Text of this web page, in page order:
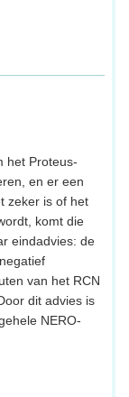
het Proteus-
en er een
zeker is of het
komt die
eindadvies: de
van het RCN
dit advies is
NERO-